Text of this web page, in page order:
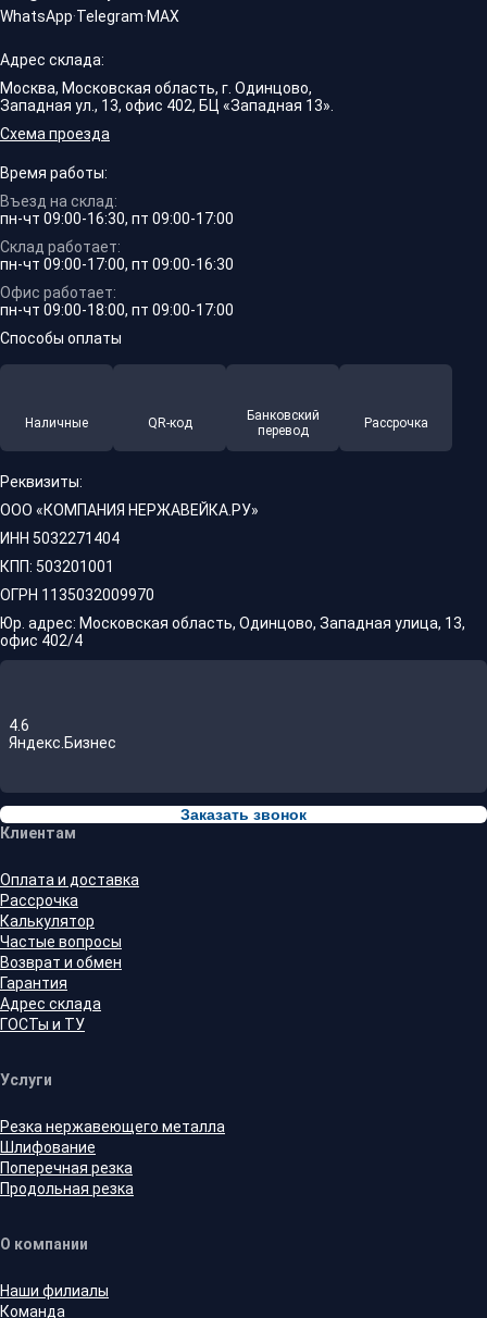
WhatsApp·Telegram·MAX
Адрес склада:
Москва, Московская область, г. Одинцово,
Западная ул., 13, офис 402, БЦ «Западная 13».
Схема проезда
Время работы:
Въезд на склад:
пн-чт 09:00-16:30, пт 09:00-17:00
Склад работает:
пн-чт 09:00-17:00, пт 09:00-16:30
Офис работает:
пн-чт 09:00-18:00, пт 09:00-17:00
Способы оплаты
Наличные QR-код
Банковский
перевод
Рассрочка
Реквизиты:
ООО «КОМПАНИЯ НЕРЖАВЕЙКА.РУ»
ИНН 5032271404
КПП: 503201001
ОГРН 1135032009970
Юр. адрес: Московская область, Одинцово, Западная улица, 13,
офис 402/4
4.6
Яндекс.Бизнес
Заказать звонок
Клиентам
Оплата и доставка
Рассрочка
Калькулятор
Частые вопросы
Возврат и обмен
Гарантия
Адрес склада
ГОСТы и ТУ
Услуги
Резка нержавеющего металла
Шлифование
Поперечная резка
Продольная резка
О компании
Наши филиалы
Команда